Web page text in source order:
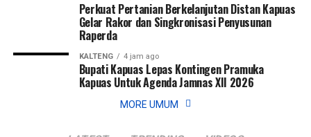
Gubernur Cup Road to Pangdam XXII/Tambun Bungai Cup
Sementara itu, Pangdam XXII/Tambun Bungai Mayjen TNI
Zainal Arifin menegaskan turnamen ini merupakan langkah
nyata Kodam XXII/Tambun Bungai dalam membangun
ekosistem pembinaan sepak bola di dua wilayah yang
Perkuat Pertanian Berkelanjutan Distan Kapuas
Gelar Rakor dan Singkronisasi Penyusunan
Raperda
KALTENG 4 jam ago
Bupati Kapuas Lepas Kontingen Pramuka
Kapuas Untuk Agenda Jamnas XII 2026
MORE UMUM